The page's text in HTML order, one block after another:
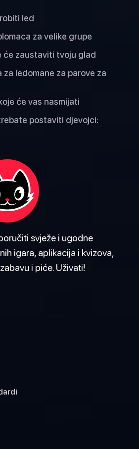
led
za velike grupe
će zaustaviti tvoju glad
ledomane za parove za
će vas nasmijati
postaviti djevojci:
svježe i ugodne
igara, aplikacija i kvizova,
i piće. Uživati!